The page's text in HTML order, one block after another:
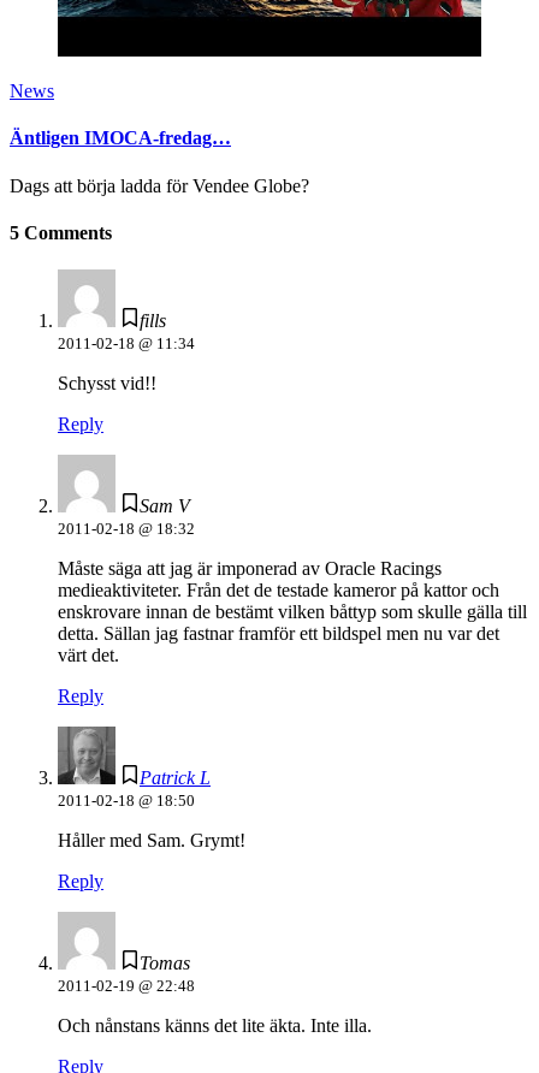
News
Äntligen IMOCA-fredag…
Dags att börja ladda för Vendee Globe?
5 Comments
fills
2011-02-18 @ 11:34
Schysst vid!!
Reply
Sam V
2011-02-18 @ 18:32
Måste säga att jag är imponerad av Oracle Racings
medieaktiviteter. Från det de testade kameror på kattor och
enskrovare innan de bestämt vilken båttyp som skulle gälla till
detta. Sällan jag fastnar framför ett bildspel men nu var det
värt det.
Reply
Patrick L
2011-02-18 @ 18:50
Håller med Sam. Grymt!
Reply
Tomas
2011-02-19 @ 22:48
Och nånstans känns det lite äkta. Inte illa.
Reply